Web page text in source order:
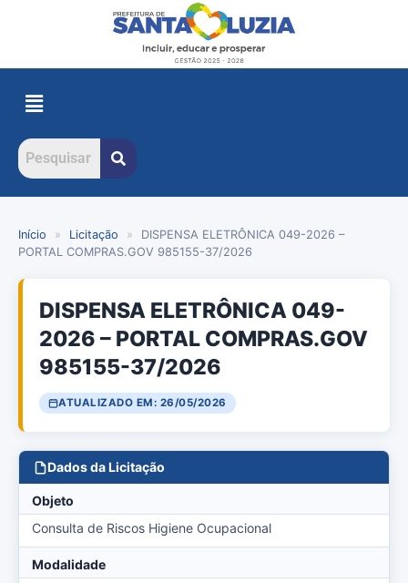
Início » Licitação »
DISPENSA ELETRÔNICA 049-2026 –
PORTAL COMPRAS.GOV 985155-37/2026
DISPENSA ELETRÔNICA 049-
2026 – PORTAL COMPRAS.GOV
985155-37/2026
ATUALIZADO EM: 26/05/2026
Dados da Licitação
Objeto
Consulta de Riscos Higiene Ocupacional
Modalidade